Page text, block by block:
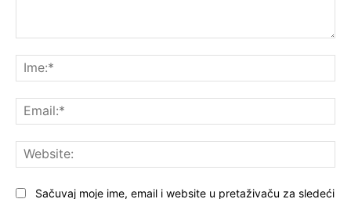
Sačuvaj moje ime, email i website u pretaživaču za sledeći